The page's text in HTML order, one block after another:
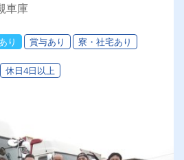
車庫
り 賞与あり 寮・社宅あり
休日4日以上